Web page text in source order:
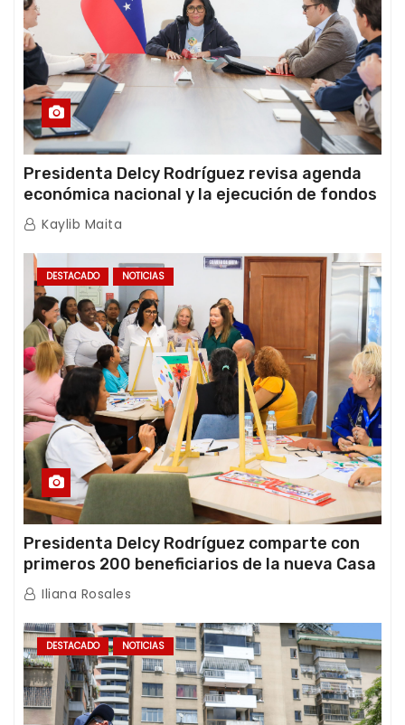
Presidenta Delcy Rodríguez revisa agenda
económica nacional y la ejecución de fondos
de emergencia post-sismos
Kaylib Maita
DESTACADO NOTICIAS
Presidenta Delcy Rodríguez comparte con
primeros 200 beneficiarios de la nueva Casa
de los Abuelos “La Primavera” en Caracas
Iliana Rosales
DESTACADO NOTICIAS